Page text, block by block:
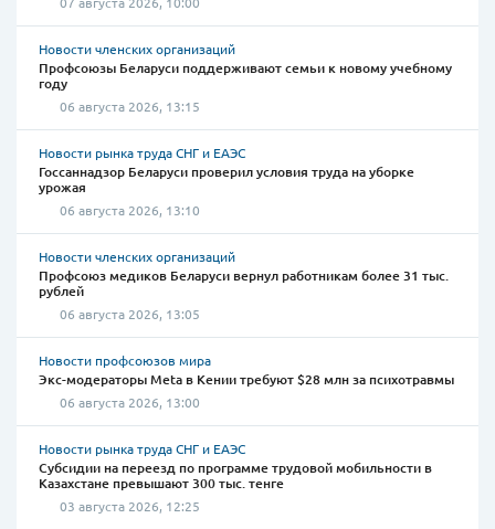
Новости членских организаций
Профсоюзы Беларуси поддерживают семьи к новому учебному
году
06 августа 2026, 13:15
Новости рынка труда СНГ и ЕАЭС
Госсаннадзор Беларуси проверил условия труда на уборке
урожая
06 августа 2026, 13:10
Новости членских организаций
Профсоюз медиков Беларуси вернул работникам более 31 тыс.
рублей
06 августа 2026, 13:05
Новости профсоюзов мира
Экс-модераторы Meta в Кении требуют $28 млн за психотравмы
06 августа 2026, 13:00
Новости рынка труда СНГ и ЕАЭС
Субсидии на переезд по программе трудовой мобильности в
Казахстане превышают 300 тыс. тенге
03 августа 2026, 12:25